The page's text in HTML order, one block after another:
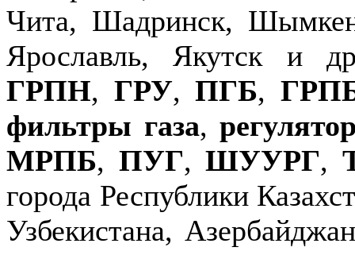
Чита, Шадринск,
Ярославль, Якутск и
ГРПН, ГРУ,ПГБ,
фильтры газа,
МРПБ, ПУГ,ШУУРГ,
города Республики
Узбекистана,